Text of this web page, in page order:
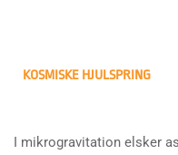
KOSMISKE HJULSPRING
I mikrogravitation elsker